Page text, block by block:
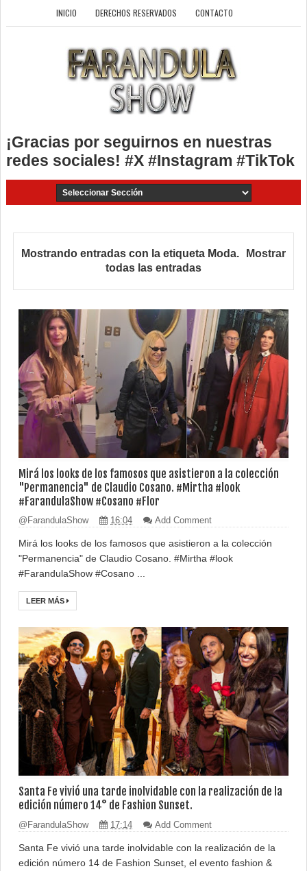
INICIO DERECHOS RESERVADOS CONTACTO
¡Gracias por seguirnos en nuestras
redes sociales! #X #Instagram #TikTok
Mostrando entradas con la etiqueta Moda.
Mostrar
todas las entradas
Mirá los looks de los famosos que asistieron a la colección
"Permanencia" de Claudio Cosano. #Mirtha #look
#FarandulaShow #Cosano #Flor
@FarandulaShow 16:04 Add Comment
Mirá los looks de los famosos que asistieron a la colección
"Permanencia" de Claudio Cosano. #Mirtha #look
#FarandulaShow #Cosano ...
LEER MÁS
Santa Fe vivió una tarde inolvidable con la realización de la
edición número 14° de Fashion Sunset.
@FarandulaShow 17:14 Add Comment
Santa Fe vivió una tarde inolvidable con la realización de la
edición número 14 de Fashion Sunset, el evento fashion &